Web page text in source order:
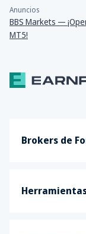
Anuncios
BBS Markets —
MT5!
Brokers de